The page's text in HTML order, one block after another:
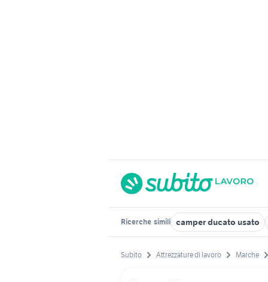
Ricerche simili camper ducato usato
Subito Attrezzature di lavoro Marche